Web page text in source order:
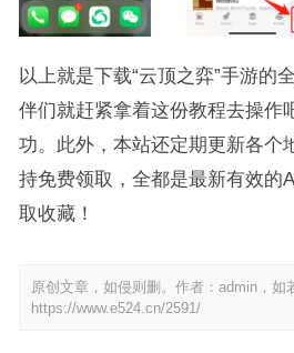
以上就是下载“云顶之弈”手游的
伴们就赶紧拿着这份教程去操作
功。此外，本站还定期更新各个
持免费领取，全都是最新有效的
取收藏！
原创文章，如侵则删。作者：admin，如
https://www.e524.cn/2591/